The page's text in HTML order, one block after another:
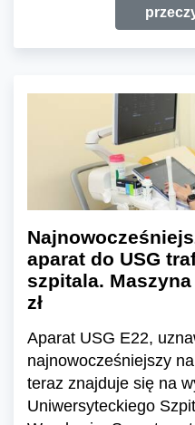
aparat do USG
szpitala.
zł
Aparat USG E22,
najnowocześniejszy
teraz znajduje się na
Uniwersyteckiego